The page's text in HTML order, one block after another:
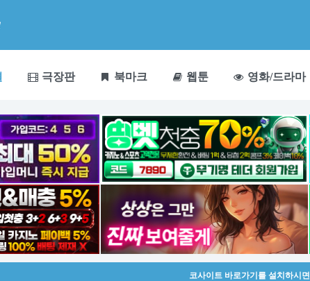
극장판 북마크 웹툰 영화/드라마
코사이트 바로가기를 설치하시